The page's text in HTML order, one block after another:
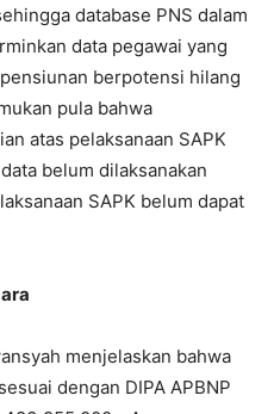
database PNS dalam
data pegawai yang
berpotensi hilang
pula bahwa
atas pelaksanaan SAPK
belum dilaksanakan
SAPK belum dapat
menjelaskan bahwa
dengan DIPA APBNP